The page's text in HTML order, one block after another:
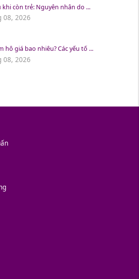
khi còn trẻ: Nguyên nhân do ...
08, 2026
hô giá bao nhiêu? Các yếu tố ...
08, 2026